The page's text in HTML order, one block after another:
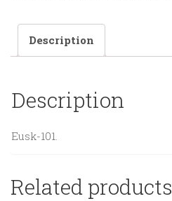
Description
Description
Eusk-101.
Related products